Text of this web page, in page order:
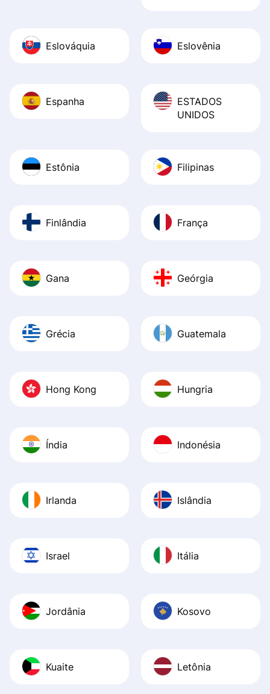
Eslováquia Eslovênia
Espanha
ESTADOS
UNIDOS
Estônia Filipinas
Finlândia França
Gana Geórgia
Grécia Guatemala
Hong Kong Hungria
Índia Indonésia
Irlanda Islândia
Israel Itália
Jordânia Kosovo
Kuaite Letônia